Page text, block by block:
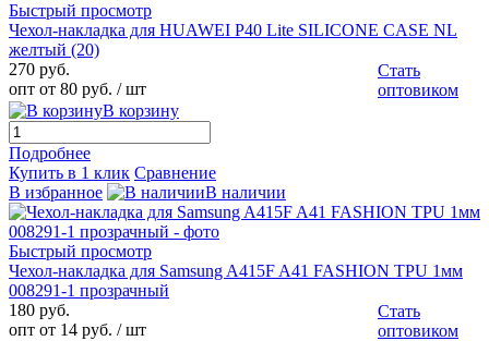
Быстрый просмотр
Чехол-накладка для HUAWEI P40 Lite SILICONE CASE NL
желтый (20)
270 руб.
опт от 80 руб. / шт
Стать
оптовиком
В корзину
Подробнее
Купить в 1 клик Сравнение
В избранное
В наличии
Быстрый просмотр
Чехол-накладка для Samsung A415F A41 FASHION TPU 1мм
008291-1 прозрачный
180 руб.
опт от 14 руб. / шт
Стать
оптовиком